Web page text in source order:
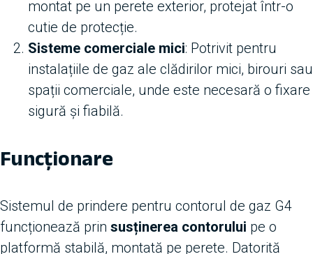
montat pe un perete exterior, protejat într-o
cutie de protecție.
Sisteme comerciale mici: Potrivit pentru
instalațiile de gaz ale clădirilor mici, birouri sau
spații comerciale, unde este necesară o fixare
sigură și fiabilă.
Funcționare
Sistemul de prindere pentru contorul de gaz G4
funcționează prin susținerea contorului pe o
platformă stabilă, montată pe perete. Datorită